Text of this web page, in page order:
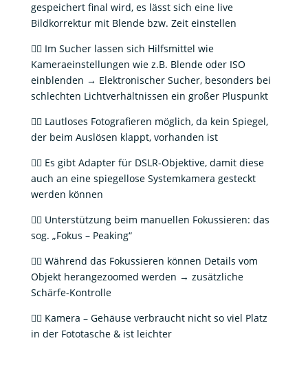
gespeichert final wird, es lässt sich eine live
Bildkorrektur mit Blende bzw. Zeit einstellen
👍🏻 Im Sucher lassen sich Hilfsmittel wie
Kameraeinstellungen wie z.B. Blende oder ISO
einblenden → Elektronischer Sucher, besonders bei
schlechten Lichtverhältnissen ein großer Pluspunkt
👍🏻 Lautloses Fotografieren möglich, da kein Spiegel,
der beim Auslösen klappt, vorhanden ist
👍🏻 Es gibt Adapter für DSLR-Objektive, damit diese
auch an eine spiegellose Systemkamera gesteckt
werden können
👍🏻 Unterstützung beim manuellen Fokussieren: das
sog. „Fokus – Peaking“
👍🏻 Während das Fokussieren können Details vom
Objekt herangezoomed werden → zusätzliche
Schärfe-Kontrolle
👍🏻 Kamera – Gehäuse verbraucht nicht so viel Platz
in der Fototasche & ist leichter